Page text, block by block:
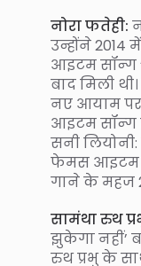
नोरा फतेही:
उन्होंने 2014
आइटम सॉन्ग
बाद मिली
नए आयाम पर
आइटम सॉन्ग
सनी
फेमस आइटम
गाने के महज
सामंथा रुथ
झुकेगा नहीं’
रुथ प्रभु के